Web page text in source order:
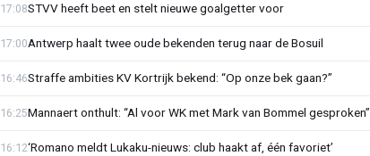
STVV heeft beet en stelt nieuwe goalgetter voor
17:08
Antwerp haalt twee oude bekenden terug naar de Bosuil
17:00
Straffe ambities KV Kortrijk bekend: “Op onze bek gaan?”
16:46
Mannaert onthult: “Al voor WK met Mark van Bommel gesproken”
16:25
‘Romano meldt Lukaku-nieuws: club haakt af, één favoriet’
16:12